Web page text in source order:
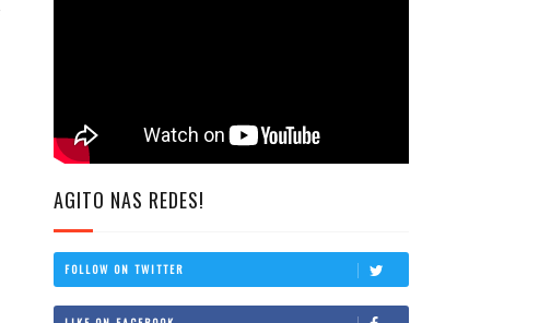
AGITO NAS REDES!
FOLLOW ON TWITTER